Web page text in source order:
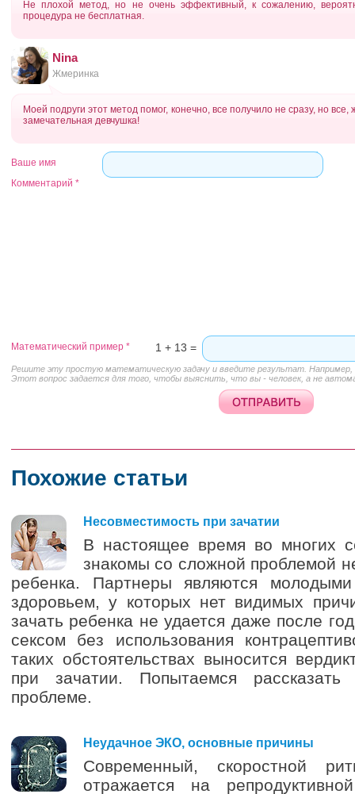
Не плохой метод, но не очень эффективный, к сожалению,
процедура не бесплатная.
Nina
Жмеринка
Моей подруги этот метод помог, конечно, все получило не сразу, но
замечательная девчушка!
Ваше имя
Комментарий *
Этот вопрос задается для того, чтобы выяснить, что вы - человек, а не
Математический пример * 1 + 13 =
Решите эту простую математическую задачу и введите результат. Например,
Похожие статьи
Несовместимость при зачатии
В настоящее время во многих
знакомы со сложной проблемой
ребенка. Партнеры являются
здоровьем, у которых нет видимых
зачать ребенка не удается даже после
сексом без использования
таких обстоятельствах выносится
при зачатии. Попытаемся
проблеме.
Неудачное ЭКО, основные причины
Современный, скоростной
отражается на